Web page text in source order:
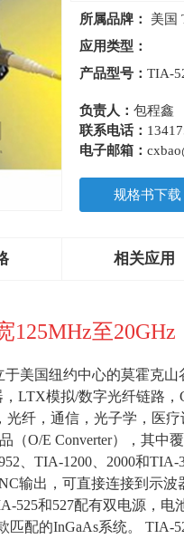
所属品牌：
美国
应用类型：
产品型号： TIA-
负责人： 包程鑫
联系电话：
电子邮箱：
规格书下载
相关应用
125MHz至20GHz
于美国纽约中心的莫霍克山
LTX模拟/数字光纤链路，
纤，通信，光子学，医
（O/E Converter），其中
TIA-1200 2000和TIA-
输出，可直接连接到示波
525和527配有双电源，电
匹配的InGaAs系统。 TIA-